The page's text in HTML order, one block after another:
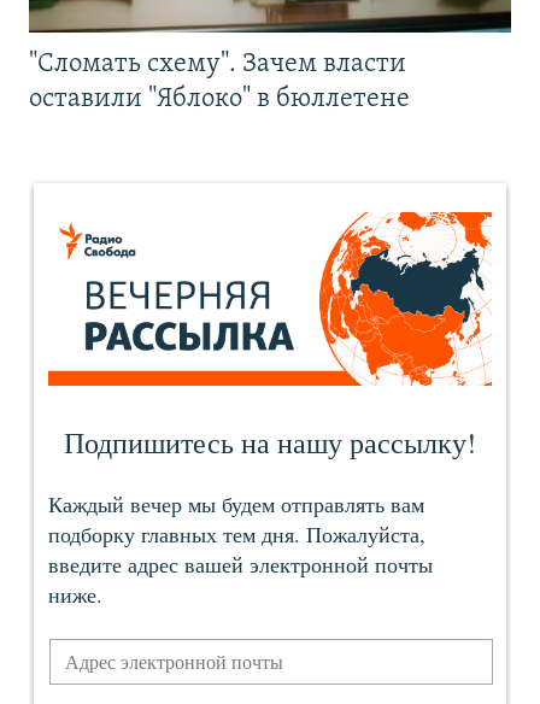
"Сломать схему". Зачем власти
оставили "Яблоко" в бюллетене